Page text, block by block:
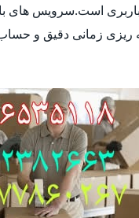
است.سرویس های
ریزی زمانی دقیق و